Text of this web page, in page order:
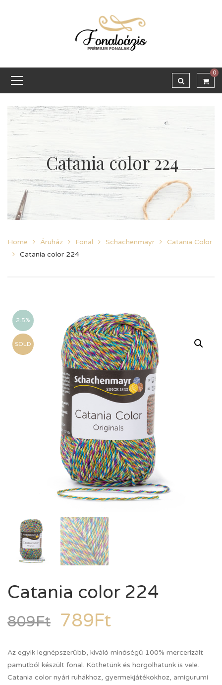
0
Catania color 224
Home Áruház Fonal Schachenmayr
Catania Color
Catania color 224
2.5%
SOLD
Catania color 224
809Ft 789Ft
Az egyik legnépszerűbb, kiváló minőségű 100% mercerizált
pamutból készült fonal. Köthetünk és horgolhatunk is vele.
Catania color nyári ruhákhoz, gyermekjátékokhoz, amigurumi